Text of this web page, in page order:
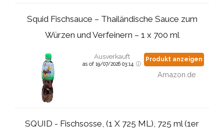
Squid Fischsauce – Thailändische Sauce zum
Würzen und Verfeinern – 1 x 700 ml
Ausverkauft
as of 19/07/2026 03:14
Produkt anzeigen
Amazon.de
SQUID - Fischsosse, (1 X 725 ML), 725 ml (1er